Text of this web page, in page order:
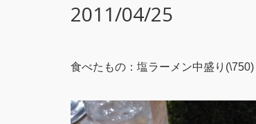
2011/04/25
食べたもの：塩ラーメン中盛り(\750)